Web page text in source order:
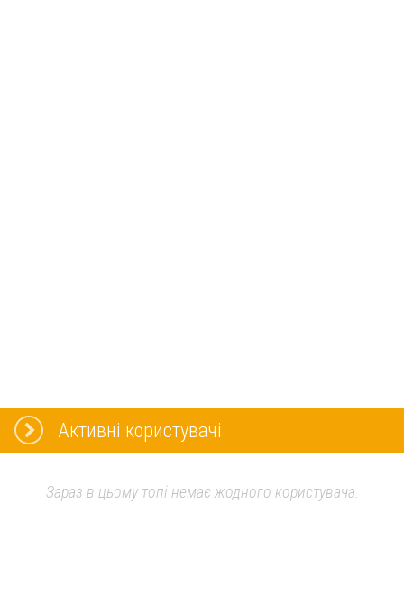
Активні користувачі
Зараз в цьому топі немає жодного користувача.